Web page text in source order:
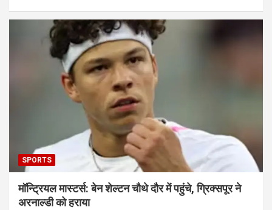
SPORTS
मॉन्ट्रियल मास्टर्स: बेन शेल्टन चौथे दौर में पहुंचे, ग्रिक्सपूर ने
अरनाल्डी को हराया